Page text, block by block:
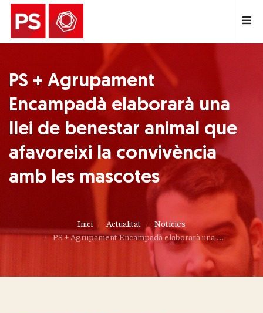
PS + Agrupament
Encampadà elaborarà una
llei de benestar animal que
afavoreixi la convivència
amb les mascotes
Inici Actualitat
Notícies
PS + Agrupament Encampadà elaborarà una ...